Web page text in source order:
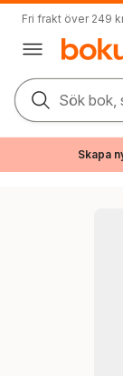
Fri frakt över 249
Sök bok,
Skapa